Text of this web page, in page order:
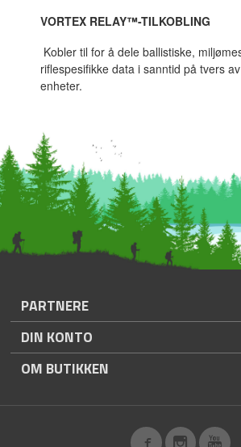
VORTEX RELAY™-TILKOBLING
Kobler til for å dele ballistiske,
riflespesifikke data i sanntid på tvers
enheter.
PARTNERE
DIN KONTO
OM BUTIKKEN